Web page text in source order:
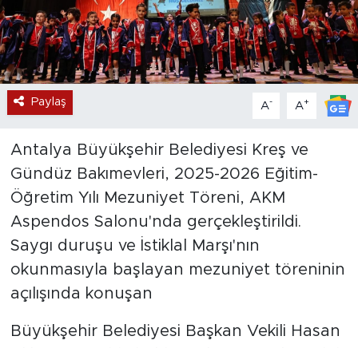
Paylaş A- A+
Antalya Büyükşehir Belediyesi Kreş ve
Gündüz Bakımevleri, 2025-2026 Eğitim-
Öğretim Yılı Mezuniyet Töreni, AKM
Aspendos Salonu'nda gerçekleştirildi.
Saygı duruşu ve İstiklal Marşı'nın
okunmasıyla başlayan mezuniyet töreninin
açılışında konuşan
Büyükşehir Belediyesi Başkan Vekili Hasan